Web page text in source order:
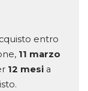
entro
11 marzo
12 mesia